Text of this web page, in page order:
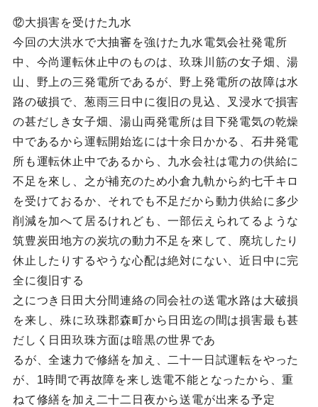
⑫大損害を受けた九水
今回の大洪水で大抽審を強けた九水電気会社発電所
中、今尚運転休止中のものは、玖珠川筋の女子畑、湯
山、野上の三発電所であるが、野上発電所の故障は水
路の破損で、葱雨三日中に復旧の見込、叉浸水で損害
の甚だしき女子畑、湯山両発電所は目下発電気の乾燥
中であるから運転開始迄には十余日かかる、石井発電
所も運転休止中であるから、九水会社は電力の供給に
不足を來し、之が補充のため小倉九軌から約七千キロ
を受けておるか、それでも不足だから動力供給に多少
削減を加へて居るけれども、一部伝えられてるような
筑豊炭田地方の炭坑の動力不足を來して、廃坑したり
休止したりするやうな心配は絶対にない、近日中に完
全に復旧する
之につき日田大分間連絡の同会社の送電水路は大破損
を来し、殊に玖珠郡森町から日田迄の間は損害最も甚
だしく日田玖珠方面は暗黒の世界であ
るが、全速力で修繕を加え、二十一日試運転をやった
が、1時間で再故障を来し迭電不能となったから、重
ねて修繕を加え二十二日夜から送電が出来る予定